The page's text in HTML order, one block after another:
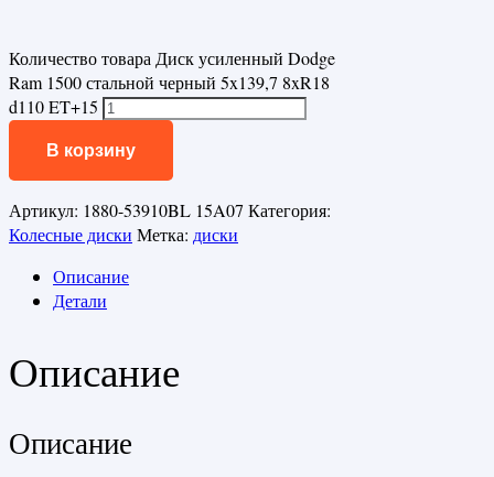
Количество товара Диск усиленный Dodge
Ram 1500 стальной черный 5x139,7 8xR18
d110 ET+15
В корзину
Артикул: 1880-53910BL 15A07 Категория:
Колесные диски Метка: диски
Описание
Детали
Описание
Описание